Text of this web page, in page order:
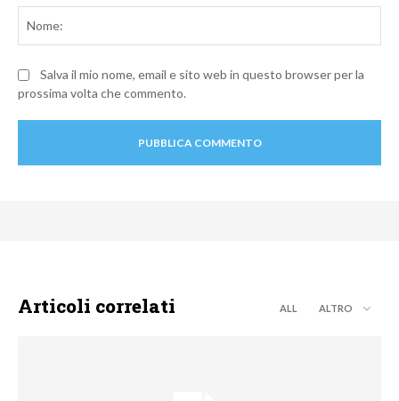
Salva il mio nome, email e sito web in questo browser per la
prossima volta che commento.
Articoli correlati ALL ALTRO